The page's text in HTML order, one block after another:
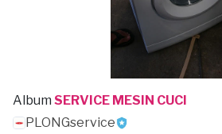
Album SERVICE MESIN CUCI
PLONGservice